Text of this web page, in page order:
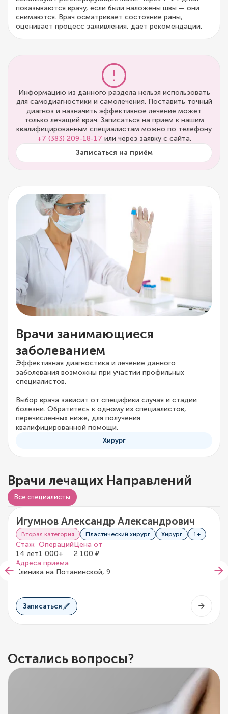
показываются врачу, если были наложены швы — они
снимаются. Врач осматривает состояние раны,
оценивает процесс заживления, дает рекомендации.
Информацию из данного раздела нельзя использовать
для самодиагностики и самолечения. Поставить точный
диагноз и назначить эффективное лечение может
только лечащий врач. Записаться на прием к нашим
квалифицированным специалистам можно по телефону
+7 (383) 209-18-17 или через заявку с сайта.
Записаться на приём
Врачи занимающиеся
заболеванием
Эффективная диагностика и лечение данного
заболевания возможны при участии профильных
специалистов.
Выбор врача зависит от специфики случая и стадии
болезни. Обратитесь к одному из специалистов,
перечисленных ниже, для получения
квалифицированной помощи.
Хирург
Врачи лечащих Направлений
Все специалисты
5/5
1 отзыв
Видео о враче
Игумнов Александр Александрович
Вторая категория Пластический хирург Хирург 1+
Стаж
14 лет
Операций
1 000+
Цена от
2 100 ₽
Адреса приема
Клиника на Потанинской, 9
Записаться
Остались вопросы?